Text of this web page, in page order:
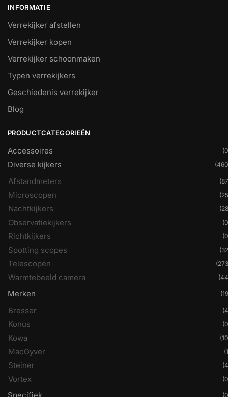
INFORMATIE
Verrekijker afstellen
Verrekijker kopen
Verrekijker schoonmaken
Typen verrekijkers
Geschiedenis verrekijker
Blog
PRODUCTCATEGORIEËN
Accessoires
Diverse kijkers
Afstandmeters
Microscopen
Nachtkijkers
Observatiekijkers
Richtkijkers
Spotting scopes
Telescopen
Warmtebeeld camera
Merken
Bresser
Konus
Kowa
MacGyver
Steiner
Vortex